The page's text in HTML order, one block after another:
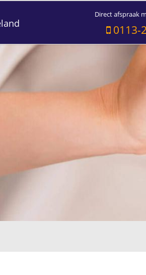
Direct afspraak
0113-